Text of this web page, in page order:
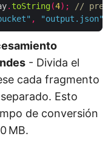
. toString(4);
//
, "output.json"
- Divida el
cada fragmento
separado. Esto
de conversión
MB.